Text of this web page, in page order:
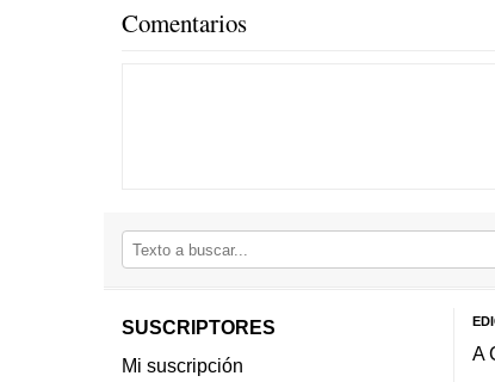
Comentarios
SUSCRIPTORES
Mi suscripción
A